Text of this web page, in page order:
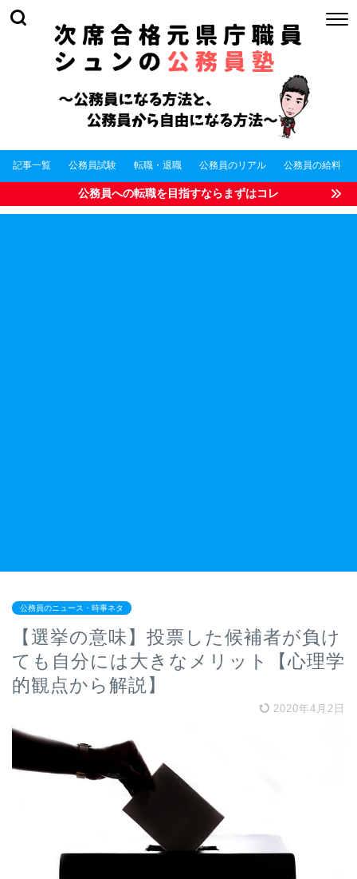
記事一覧 公務員試験 転職・退職 公務員のリアル 公務員の給料
公務員への転職を目指すならまずはコレ
公務員のニュース・時事ネタ
【選挙の意味】投票した候補者が負け
ても自分には大きなメリット【心理学
的観点から解説】
2020年4月2日